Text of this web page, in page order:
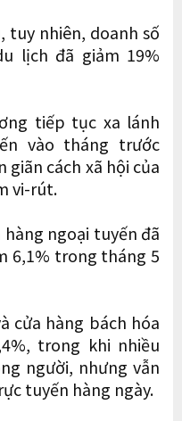
tuy nhiên, doanh số
lịch đã giảm 19%
tiếp tục xa lánh
vào tháng trước
giãn cách xã hội của
vi-rút.
ngoại tuyến đã
6,1% trong tháng 5
cửa hàng bách hóa
trong khi nhiều
người, nhưng vẫn
tuyến hàng ngày.